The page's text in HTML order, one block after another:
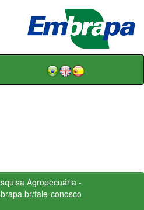
Agropecuária -
fale-conosco